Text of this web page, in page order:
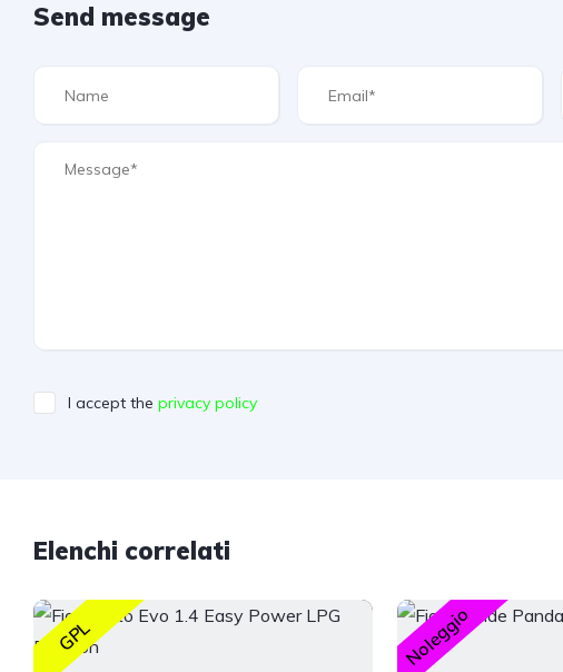
Send message
I accept the privacy policy
Elenchi correlati
GPL Noleggio